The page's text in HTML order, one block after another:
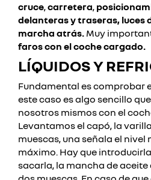
cruce,carretera,
delanteras y traseras, luces
marcha atrás. Muy
faros con el coche cargado.
LÍQUIDOS Y
Fundamental es comprobar
este caso es algo sencillo
nosotros mismos con el
Levantamos el capó, la
muescas, una señala el nivel
máximo. Hay que
sacarla, la mancha de aceite